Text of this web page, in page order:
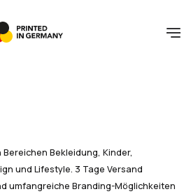
Bekleidung, Kinder,
und Lifestyle. 3 Tage Versand
umfangreiche Branding-Möglichkeiten